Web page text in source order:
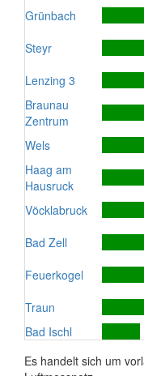
Grünbach
Steyr
Lenzing 3
Braunau
Zentrum
Wels
Haag am
Hausruck
Vöcklabruck
Bad Zell
Feuerkogel
Traun
Bad Ischl
Es handelt sich um